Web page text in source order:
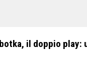
il doppio play: